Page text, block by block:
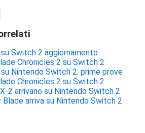
su Switch 2 aggiornamento
Chronicles 2 su Switch 2
su Nintendo Switch 2: prime prove
Chronicles 2 su Switch 2
X-2 arrivano su Nintendo Switch 2
arriva su Nintendo Switch 2